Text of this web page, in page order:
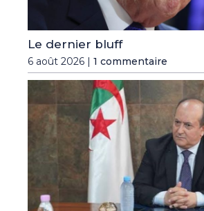
Le dernier bluff
6 août 2026 | 1 commentaire